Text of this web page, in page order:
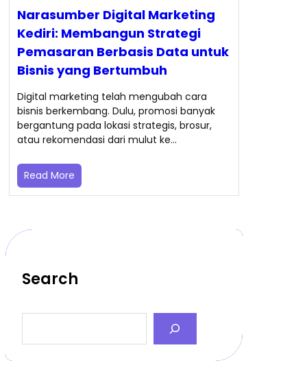
Narasumber Digital Marketing
Kediri: Membangun Strategi
Pemasaran Berbasis Data untuk
Bisnis yang Bertumbuh
Digital marketing telah mengubah cara
bisnis berkembang. Dulu, promosi banyak
bergantung pada lokasi strategis, brosur,
atau rekomendasi dari mulut ke…
Read More
Search
a